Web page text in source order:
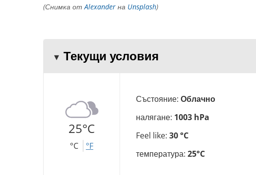
(Снимка от Alexander на Unsplash)
Текущи условия
25°C
°C °F
Състояние: Облачно
налягане: 1003 hPa
Feel like: 30 °C
температура: 25°C